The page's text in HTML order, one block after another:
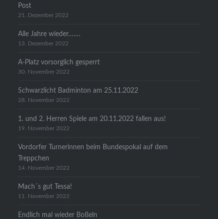
Post
21. Dezember 2022
Alle Jahre wieder…….
13. Dezember 2022
A-Platz vorsorglich gesperrt
30. November 2022
Schwarzlicht Badminton am 25.11.2022
28. November 2022
1. und 2. Herren Spiele am 20.11.2022 fallen aus!
19. November 2022
Vordorfer Turnerinnen beim Bundespokal auf dem
Treppchen
14. November 2022
Mach´s gut Tessa!
11. November 2022
Endlich mal wieder Boßeln